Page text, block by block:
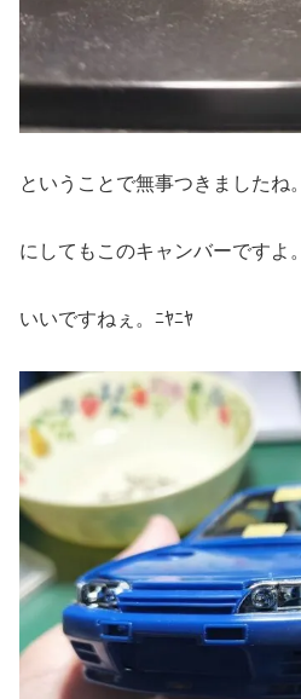
ということで無事つきましたね。
にしてもこのキャンバーですよ。
いいですねぇ。ﾆﾔﾆﾔ